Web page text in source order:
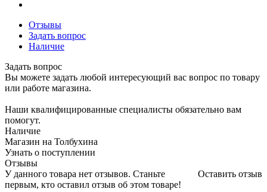
Отзывы
Задать вопрос
Наличие
Задать вопрос
Вы можете задать любой интересующий вас вопрос по товару
или работе магазина.
Наши квалифицированные специалисты обязательно вам
помогут.
Наличие
Магазин на Толбухина
Узнать о поступлении
Отзывы
Оставить отзыв
У данного товара нет отзывов. Станьте
первым, кто оставил отзыв об этом товаре!